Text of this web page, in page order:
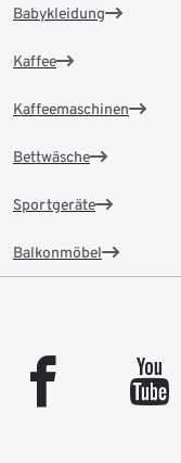
Babykleidung
Kaffee
Kaffeemaschinen
Bettwäsche
Sportgeräte
Balkonmöbel
facebook youtube